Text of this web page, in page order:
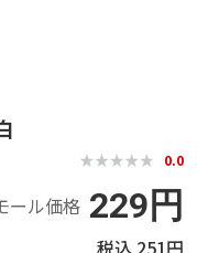
0.0
ール価格 229円
251円